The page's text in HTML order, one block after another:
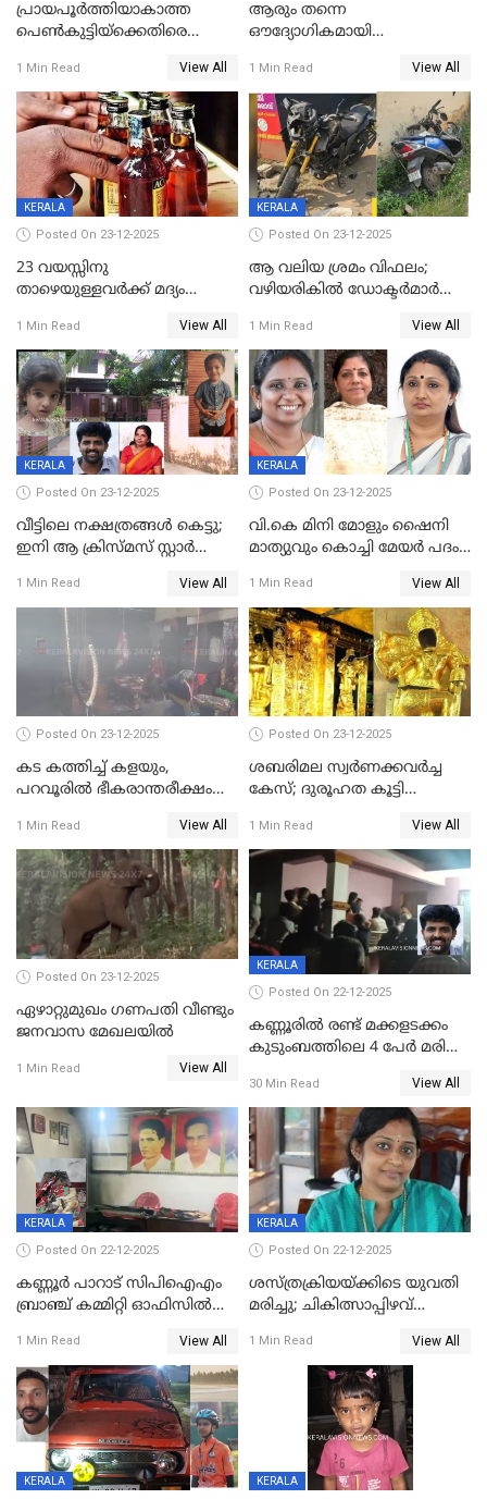
പ്രായപൂർത്തിയാകാത്ത
പെൺകുട്ടിയ്ക്കെതിരെ
59 വർഷം തടവും 90,൦൦൦ രൂപ
പിഴയും ശിക്ഷ
1 Min Read View All
ആരും തന്നെ
ഔദ്യോഗികമായി
കണ്ടെത്താൻ ഇന്ന് കോർ
കമ്മിറ്റി കൂടിയില്ല';
അതൃപ്തിയുമായി ദീപ്തി മേരി
വർഗീസ്
1 Min Read View All
KERALA
Posted On 23-12-2025
23 വയസ്സിനു
താഴെയുള്ളവർക്ക് മദ്യം
നടപടി;സ്ഥാപനങ്ങൾക്കെതിരെ
രണ്ട് കേസുകൾ
1 Min Read View All
KERALA
Posted On 23-12-2025
ആ വലിയ ശ്രമം വിഫലം;
വഴിയരികില്‍ ‌ഡോക്ടര്‍മാര്‍
മരണത്തിന് കീഴടങ്ങി
1 Min Read View All
KERALA
Posted On 23-12-2025
വീട്ടിലെ നക്ഷത്രങ്ങൾ കെട്ടു;
ഇനി ആ ക്രിസ്മസ് സ്റ്റാർ
വേണ്ടിയുള്ള
പിടിവലിക്കിടയിൽ
അപ്പൂപ്പനെതിരെ പോക്സോ
കേസ് ഒടുവിൽ 4 ജീവനുകൾ
പൊലിഞ്ഞു
1 Min Read View All
KERALA
Posted On 23-12-2025
വി.കെ മിനി മോളും ഷൈനി
മാത്യുവും കൊച്ചി മേയർ പദം
മേയറാകില്ല
1 Min Read View All
Posted On 23-12-2025
കട കത്തിച്ച് കളയും,
പറവൂരില്‍ ഭീകരാന്തരീക്ഷം
1 Min Read View All
Posted On 23-12-2025
ശബരിമല സ്വര്‍ണക്കവര്‍ച്ച
കേസ്; ദുരൂഹത കൂട്ടി
1 Min Read View All
Posted On 23-12-2025
ഏഴാറ്റുമുഖം ഗണപതി വീണ്ടും
ജനവാസ മേഖലയിൽ
1 Min Read View All
KERALA
Posted On 22-12-2025
കണ്ണൂരിൽ രണ്ട് മക്കളടക്കം
കുടുംബത്തിലെ 4 പേർ മരിച്ച
30 Min Read View All
KERALA
Posted On 22-12-2025
കണ്ണൂർ പാറാട് സിപിഐഎം
ബ്രാഞ്ച് കമ്മിറ്റി ഓഫിസിൽ
ചിത്രങ്ങളടക്കം കത്തിയ
നിലയിൽ
1 Min Read View All
KERALA
Posted On 22-12-2025
ശസ്ത്രക്രിയയ്‌ക്കിടെ യുവതി
മരിച്ചു; ചികിത്സാപ്പിഴവ്
സംഭവം മാവേലിക്കരയിൽ
1 Min Read View All
KERALA KERALA